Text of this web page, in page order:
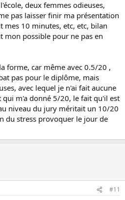
deux femmes odieuses,
pas laisser finir ma présentation
mes 10 minutes, etc, etc, bilan
mon possible pour ne pas en
forme, car même avec 0.5/20 ,
pas pour le diplôme, mais
avec lequel je n'ai fait aucune
qui m'a donné 5/20, le fait qu'il est
niveau du jury méritait un 10/20
du stress provoquer le jour de
#11